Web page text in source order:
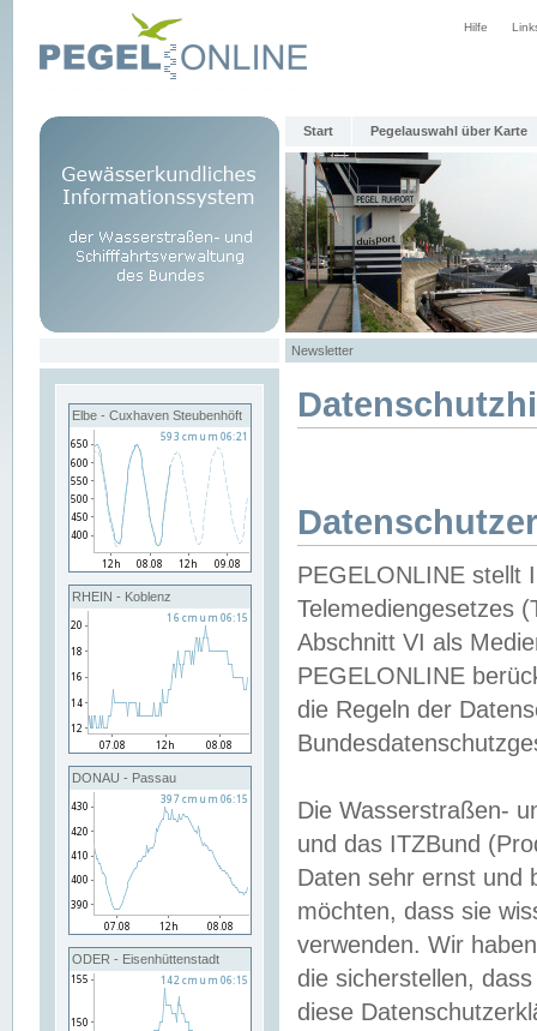
Hilfe
Start Pegelauswahl über Karte
Newsletter
Elbe - Cuxhaven Steubenhöft
RHEIN - Koblenz
DONAU - Passau
ODER - Eisenhüttenstadt
PEGELONLINE stellt
Telemediengesetzes
Abschnitt VI als
PEGELONLINE
die Regeln der
Die Wasserstraßen-
und das ITZBund
Daten sehr ernst und
möchten, dass sie
verwenden. Wir
die sicherstellen,
diese